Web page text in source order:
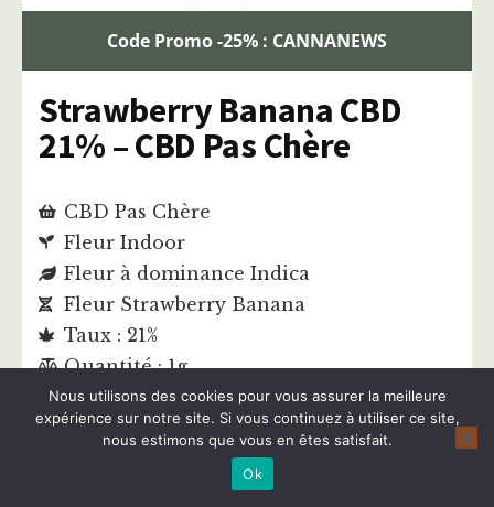
Code Promo -25% : CANNANEWS
Strawberry Banana CBD
21% – CBD Pas Chère
CBD Pas Chère
Fleur Indoor
Fleur à dominance Indica
Fleur Strawberry Banana
Taux : 21%
Quantité : 1g
€5,92
€4,44
Nous utilisons des cookies pour vous assurer la meilleure
expérience sur notre site. Si vous continuez à utiliser ce site,
nous estimons que vous en êtes satisfait.
Ok